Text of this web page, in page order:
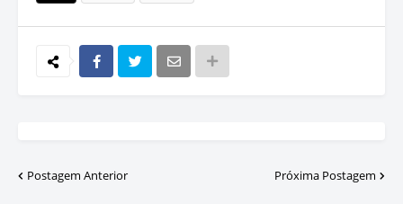
Postagem Anterior Próxima Postagem